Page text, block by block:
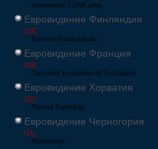
починаючи з 1956 року
Евровидение Финляндия
[33]
Eurovision laulukilpailu
Евровидение Франция
[49]
Concours Eurovision de la chanson
Евровидение Хорватия
[22]
Pjesma Eurovizije
Евровидение Черногория
[21]
Montevizija